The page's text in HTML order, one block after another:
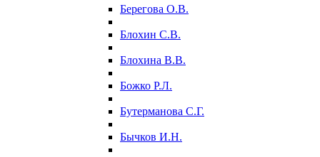
Берегова О.В.
Блохин С.В.
Блохина В.В.
Божко Р.Л.
Бутерманова С.Г.
Бычков И.Н.